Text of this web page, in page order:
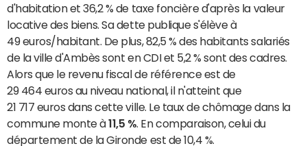
d'habitation et 36,2 % de taxe foncière d'après la valeur
locative des biens. Sa dette publique s'élève à
49 euros/habitant. De plus, 82,5 % des habitants salariés
de la ville d'Ambès sont en CDI et 5,2 % sont des cadres.
Alors que le revenu fiscal de référence est de
29 464 euros au niveau national, il n'atteint que
21 717 euros dans cette ville. Le taux de chômage dans la
commune monte à11,5 % . En comparaison, celui du
département de la Gironde est de 10,4 %.